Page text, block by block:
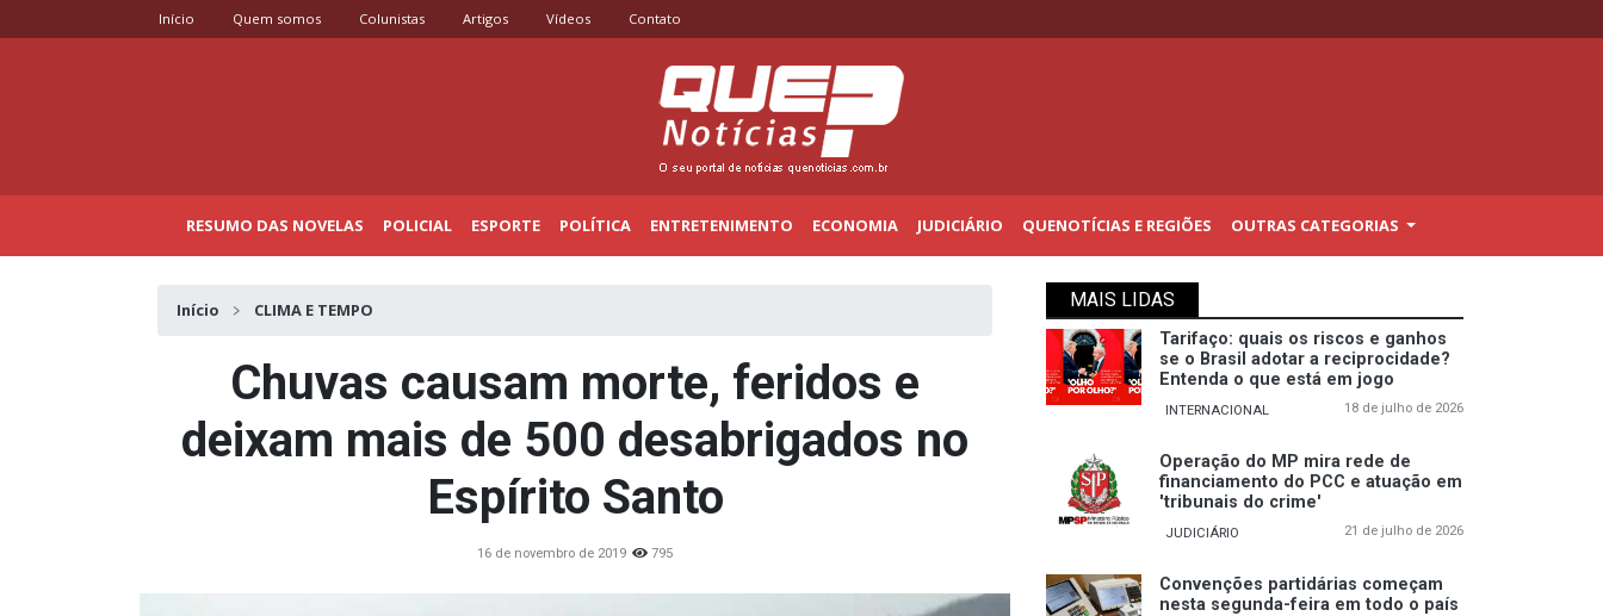
Início Quem somos Colunistas Artigos Vídeos Contato
RESUMO DAS NOVELAS POLICIAL ESPORTE POLÍTICA ENTRETENIMENTO ECONOMIA JUDICIÁRIO QUENOTÍCIAS E REGIÕES OUTRAS CATEGORIAS
Início CLIMA E TEMPO
Chuvas causam morte, feridos e
deixam mais de 500 desabrigados no
Espírito Santo
16 de novembro de 2019 795
MAIS LIDAS
Tarifaço: quais os riscos e ganhos
se o Brasil adotar a reciprocidade?
Entenda o que está em jogo
INTERNACIONAL 18 de julho de 2026
Operação do MP mira rede de
financiamento do PCC e atuação em
'tribunais do crime'
JUDICIÁRIO 21 de julho de 2026
Convenções partidárias começam
nesta segunda-feira em todo o país